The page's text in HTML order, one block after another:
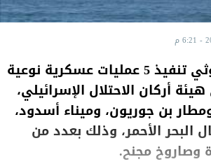
أعلنت جماعة الحوثي تنفيذ 5 عمليات عسكرية نوعية
أركان الاحتلال الإسرائيلي،
بن جوريون، وميناء أسدود،
الأحمر، وذلك بعدد من
وصاروخ مجنح.